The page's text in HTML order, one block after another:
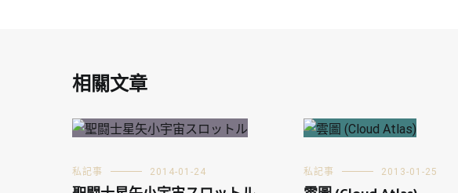
相關文章
私記事 2014-01-24 私記事 2013-01-25